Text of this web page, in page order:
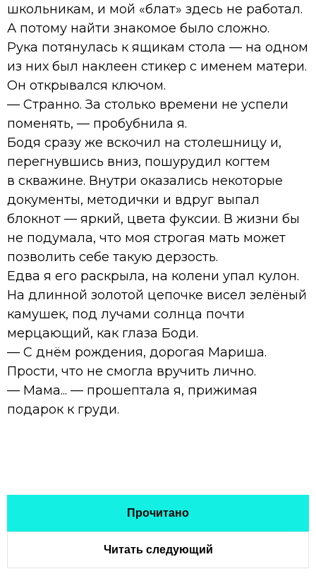
школьникам, и мой «блат» здесь не работал.
А потому найти знакомое было сложно.
Рука потянулась к ящикам стола — на одном
из них был наклеен стикер с именем матери.
Он открывался ключом.
— Странно. За столько времени не успели
поменять, — пробубнила я.
Бодя сразу же вскочил на столешницу и,
перегнувшись вниз, пошурудил когтем
в скважине. Внутри оказались некоторые
документы, методички и вдруг выпал
блокнот — яркий, цвета фуксии. В жизни бы
не подумала, что моя строгая мать может
позволить себе такую дерзость.
Едва я его раскрыла, на колени упал кулон.
На длинной золотой цепочке висел зелёный
камушек, под лучами солнца почти
мерцающий, как глаза Боди.
— С днём рождения, дорогая Мариша.
Прости, что не смогла вручить лично.
— Мама... — прошептала я, прижимая
подарок к груди.
Прочитано
Читать следующий